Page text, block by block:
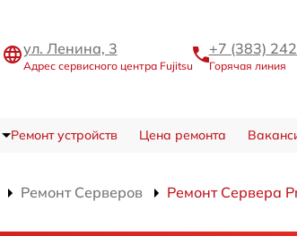
ул. Ленина, 3
Адрес сервисного центра Fujitsu
+7 (383)
Горячая линия
Ремонт устройств Цена ремонта
Ремонт Серверов Ремонт Сервера